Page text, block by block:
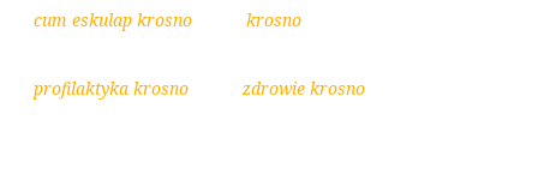
cum eskulap krosno krosno
profilaktyka krosno zdrowie krosno